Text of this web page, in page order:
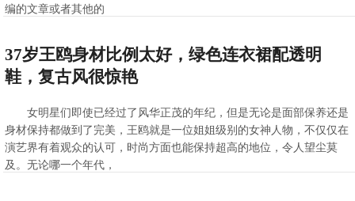
编的文章或者其他的
2020-10-10 11:42:38
37岁王鸥身材比例太好，绿色连衣裙配透明
鞋，复古风很惊艳
女明星们即使已经过了风华正茂的年纪，但是无论是面部保养还是
身材保持都做到了完美，王鸥就是一位姐姐级别的女神人物，不仅仅在
演艺界有着观众的认可，时尚方面也能保持超高的地位，令人望尘莫
及。无论哪一个年代，